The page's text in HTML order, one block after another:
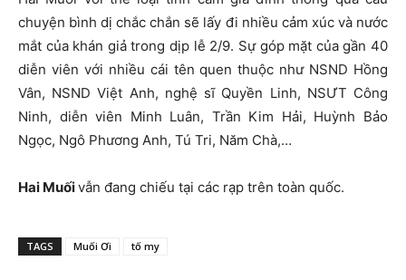
chuyện bình dị chắc chắn sẽ lấy đi nhiều cảm xúc và nước
mắt của khán giả trong dịp lễ 2/9. Sự góp mặt của gần 40
diễn viên với nhiều cái tên quen thuộc như NSND Hồng
Vân, NSND Việt Anh, nghệ sĩ Quyền Linh, NSƯT Công
Ninh, diễn viên Minh Luân, Trần Kim Hải, Huỳnh Bảo
Ngọc, Ngô Phương Anh, Tú Tri, Năm Chà,…
Hai Muốivẫn đang chiếu tại các rạp trên toàn quốc.
TAGS Muối Ơi tố my